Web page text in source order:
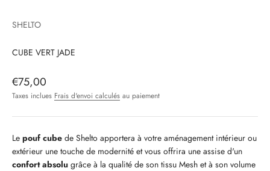
SHELTO
CUBE VERT JADE
Prix de vente
€75,00
Taxes inclues Frais d'envoi calculés au paiement
Le pouf cube de Shelto apportera à votre aménagement intérieur ou
extérieur une touche de modernité et vous offrira une assise d'un
confort absolu grâce à la qualité de son tissu Mesh et à son volume